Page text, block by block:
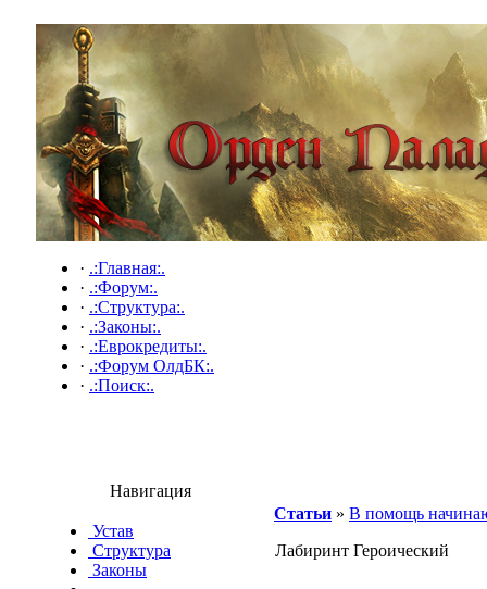
· .:Главная:.
· .:Форум:.
· .:Структура:.
· .:Законы:.
· .:Еврокредиты:.
· .:Форум ОлдБК:.
· .:Поиск:.
Навигация
Устав
Структура
Законы
Статьи » В помощь
Лабиринт Героический